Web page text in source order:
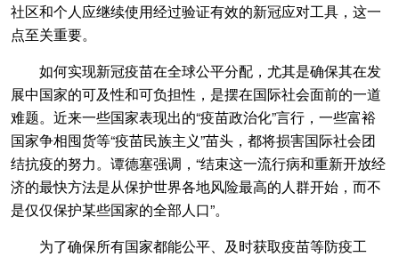
社区和个人应继续使用经过验证有效的新冠应对工具，这一
点至关重要。
如何实现新冠疫苗在全球公平分配，尤其是确保其在发
展中国家的可及性和可负担性，是摆在国际社会面前的一道
难题。近来一些国家表现出的“疫苗政治化”言行，一些富裕
国家争相囤货等“疫苗民族主义”苗头，都将损害国际社会团
结抗疫的努力。谭德塞强调，“结束这一流行病和重新开放经
济的最快方法是从保护世界各地风险最高的人群开始，而不
是仅仅保护某些国家的全部人口”。
为了确保所有国家都能公平、及时获取疫苗等防疫工